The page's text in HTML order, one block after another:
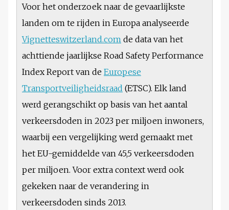
Voor het onderzoek naar de gevaarlijkste
landen om te rijden in Europa analyseerde
Vignetteswitzerland.com de data van het
achttiende jaarlijkse Road Safety Performance
Index Report van de Europese
Transportveiligheidsraad (ETSC). Elk land
werd gerangschikt op basis van het aantal
verkeersdoden in 2023 per miljoen inwoners,
waarbij een vergelijking werd gemaakt met
het EU-gemiddelde van 45,5 verkeersdoden
per miljoen. Voor extra context werd ook
gekeken naar de verandering in
verkeersdoden sinds 2013.